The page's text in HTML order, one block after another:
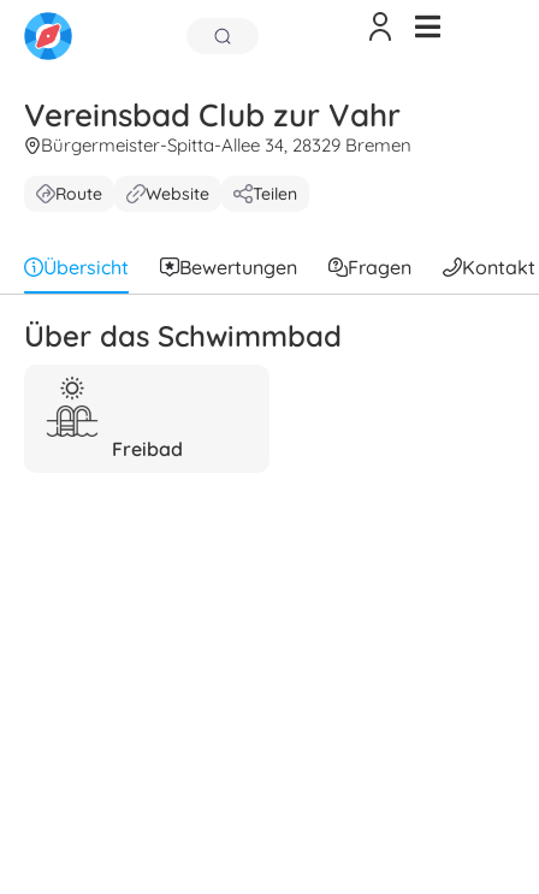
Vereinsbad Club zur Vahr
Bürgermeister-Spitta-Allee 34, 28329 Bremen
Route Website Teilen
Übersicht Bewertungen Fragen Kontakt
Über das Schwimmbad
Freibad